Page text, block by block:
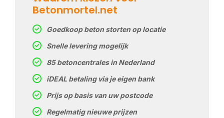
Betonmortel.net
Goedkoop beton storten op locatie
Snelle levering mogelijk
85 betoncentrales in Nederland
iDEAL betaling via je eigen bank
Prijs op basis van uw postcode
Regelmatig nieuwe prijzen